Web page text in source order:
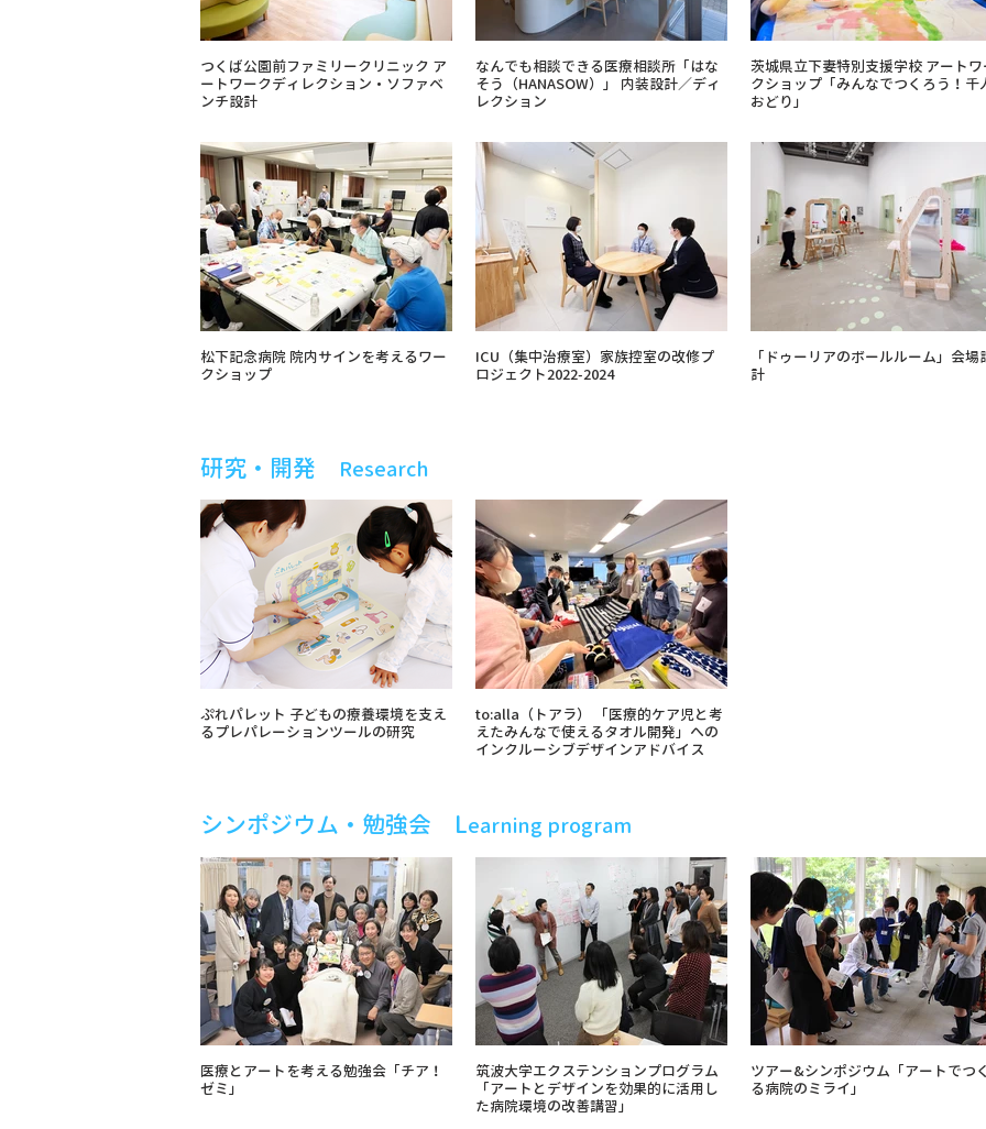
つくば公園前ファミリークリニック ア
ートワークディレクション・ソファベ
ンチ設計
なんでも相談できる医療相談所「はな
そう（HANASOW）」 内装設計／ディ
レクション
茨城県立下妻特別支援学校 アートワー
クショップ「みんなでつくろう！千
おどり」
松下記念病院 院内サインを考えるワー
クショップ
ICU（集中治療室）家族控室の改修プ
ロジェクト2022-2024
「ドゥーリアのボールルーム」会場
計
研究・開発 Research
ぷれパレット 子どもの療養環境を支え
るプレパレーションツールの研究
to:alla（トアラ） 「医療的ケア児と考
えたみんなで使えるタオル開発」への
インクルーシブデザインアドバイス
​シンポジウム・勉強会 Learning program
医療とアートを考える勉強会「チア！
ゼミ」
筑波大学エクステンションプログラム
「アートとデザインを効果的に活用し
た病院環境の改善講習」
ツアー&シンポジウム「アートでつ
る病院のミライ」